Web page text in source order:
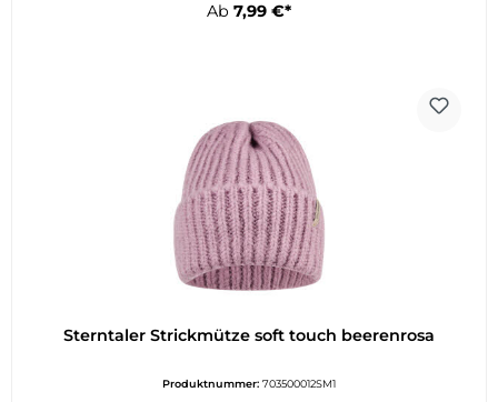
Ab 7,99 €*
Sterntaler Strickmütze soft touch beerenrosa
Produktnummer: 703500012SM1